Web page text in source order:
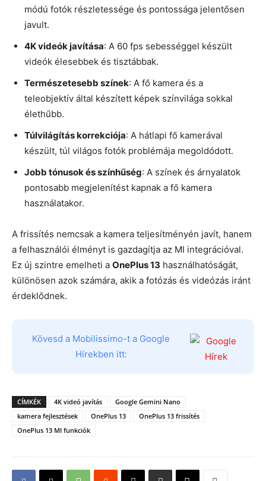
módú fotók részletessége és pontossága jelentősen
javult.
4K videók javítása: A 60 fps sebességgel készült
videók élesebbek és tisztábbak.
Természetesebb színek: A fő kamera és a
teleobjektív által készített képek színvilága sokkal
élethűbb.
Túlvilágítás korrekciója: A hátlapi fő kamerával
készült, túl világos fotók problémája megoldódott.
Jobb tónusok és színhűség: A színek és árnyalatok
pontosabb megjelenítést kapnak a fő kamera
használatakor.
A frissítés nemcsak a kamera teljesítményén javít, hanem
a felhasználói élményt is gazdagítja az MI integrációval.
Ez új szintre emelheti a OnePlus 13 használhatóságát,
különösen azok számára, akik a fotózás és videózás iránt
érdeklődnek.
Kövesd a Mobilissimo-t a Google
Hírekben itt:
CÍMKÉK 4K videó javítás
Google Gemini Nano
kamera fejlesztések
OnePlus 13
OnePlus 13 frissítés
OnePlus 13 MI funkciók